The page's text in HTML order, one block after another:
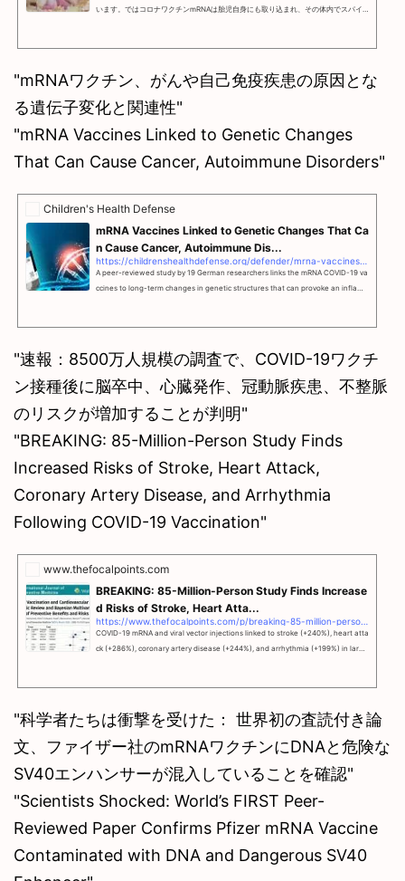
います。ではコロナワクチンmRNAは胎児自身にも取り込まれ、その体内でスパイ
れがワクチンを接種した母親から胎児にワクチンmRNAが移行していない証明にな
るというわけではありません。mRNA-LNPはワクチン接種後最初の2...
"mRNAワクチン、がんや自己免疫疾患の原因とな
る遺伝子変化と関連性"
"mRNA Vaccines Linked to Genetic Changes
That Can Cause Cancer, Autoimmune Disorders"
Children's Health Defense
mRNA Vaccines Linked to Genetic Changes That Ca
n Cause Cancer, Autoimmune Dis...
A peer-reviewed study by 19 German researchers links the mRNA COVID-19 va
ccines to long-term changes in genetic structures that can provoke an inflam
"速報：8500万人規模の調査で、COVID-19ワクチ
ン接種後に脳卒中、心臓発作、冠動脈疾患、不整脈
のリスクが増加することが判明"
"BREAKING: 85-Million-Person Study Finds
Increased Risks of Stroke, Heart Attack,
Coronary Artery Disease, and Arrhythmia
Following COVID-19 Vaccination"
www.thefocalpoints.com
BREAKING: 85-Million-Person Study Finds Increase
d Risks of Stroke, Heart Atta...
COVID-19 mRNA and viral vector injections linked to stroke (+240%), heart atta
ck (+286%), coronary artery disease (+244%), and arrhythmia (+199%) in large
"科学者たちは衝撃を受けた： 世界初の査読付き論
文、ファイザー社のmRNAワクチンにDNAと危険な
SV40エンハンサーが混入していることを確認"
"Scientists Shocked: World’s FIRST Peer-
Reviewed Paper Confirms Pfizer mRNA Vaccine
Contaminated with DNA and Dangerous SV40